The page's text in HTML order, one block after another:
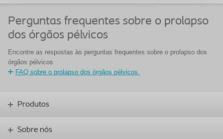
Perguntas frequentes sobre o prolapso
dos órgãos pélvicos
Encontre as respostas às perguntas frequentes sobre o prolapso dos
órgãos pélvicos
FAQ sobre o prolapso dos órgãos pélvicos.
Produtos
Sobre nós